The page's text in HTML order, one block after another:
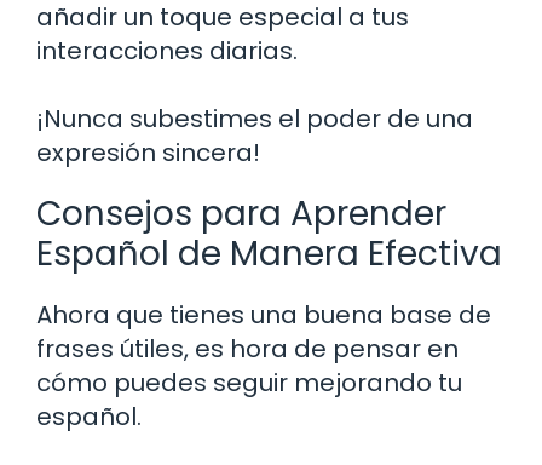
añadir un toque especial a tus
interacciones diarias.
¡Nunca subestimes el poder de una
expresión sincera!
Consejos para Aprender
Español de Manera Efectiva
Ahora que tienes una buena base de
frases útiles, es hora de pensar en
cómo puedes seguir mejorando tu
español.